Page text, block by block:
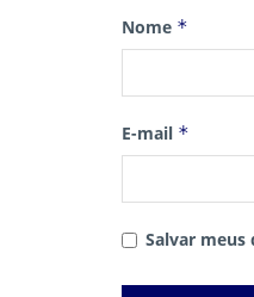
Nome *
E-mail *
Salvar meus